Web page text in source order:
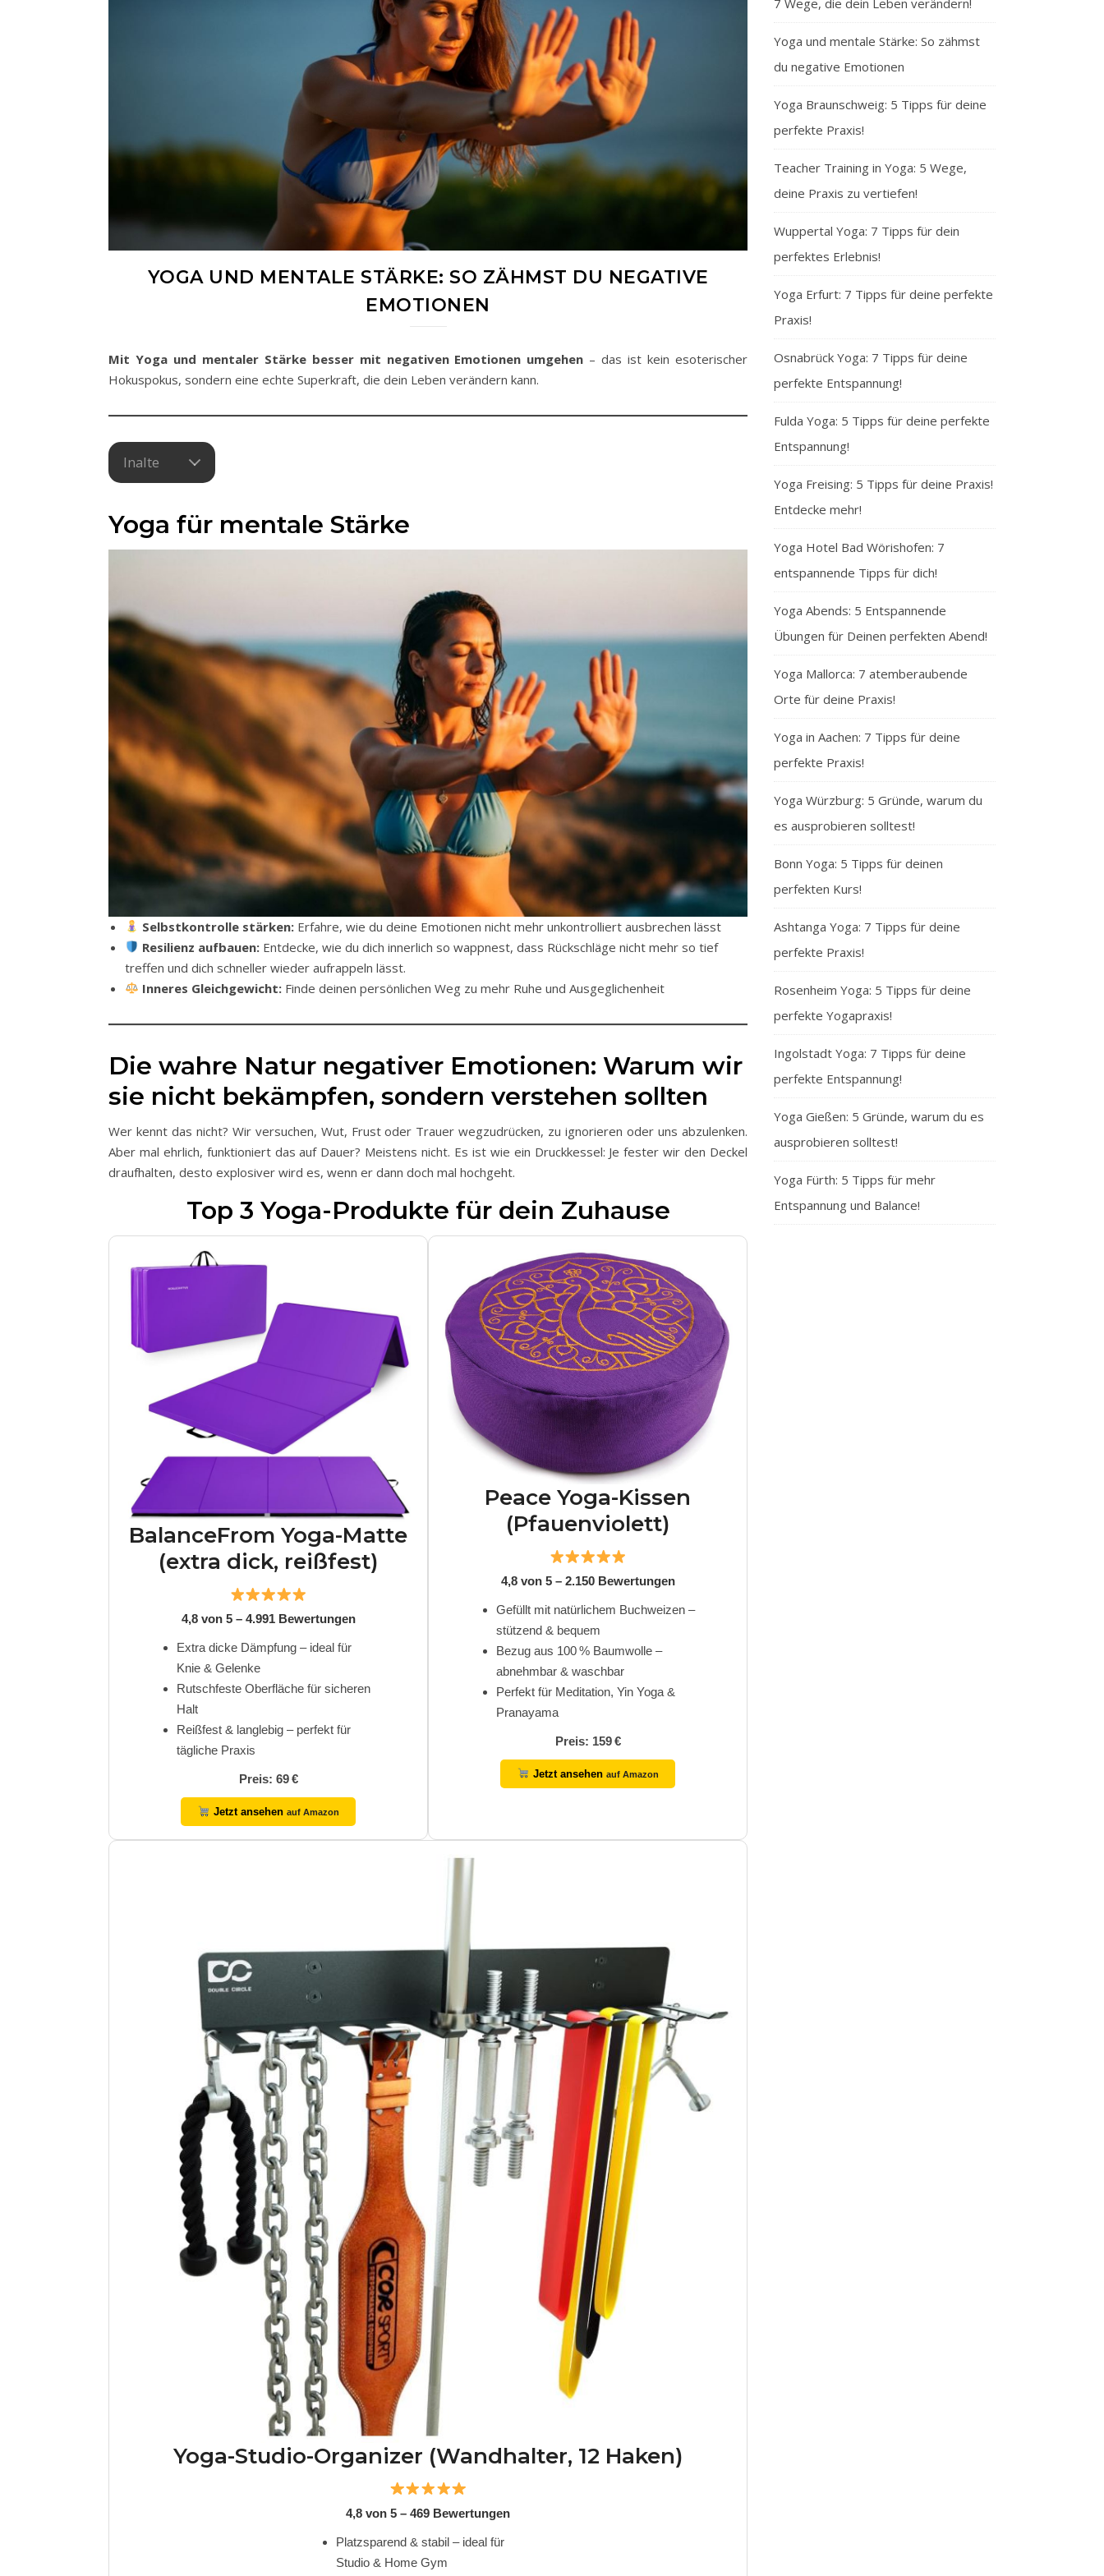
YOGA UND MENTALE STÄRKE: SO ZÄHMST DU NEGATIVE
EMOTIONEN
Mit Yoga und mentaler Stärke besser mit negativen Emotionen umgehen – das ist kein esoterischer
Hokuspokus, sondern eine echte Superkraft, die dein Leben verändern kann.
Inalte
Yoga für mentale Stärke
Selbstkontrolle stärken: Erfahre, wie du deine Emotionen nicht mehr unkontrolliert ausbrechen lässt
Resilienz aufbauen: Entdecke, wie du dich innerlich so wappnest, dass Rückschläge nicht mehr so tief
treffen und dich schneller wieder aufrappeln lässt.
Inneres Gleichgewicht: Finde deinen persönlichen Weg zu mehr Ruhe und Ausgeglichenheit
Die wahre Natur negativer Emotionen: Warum wir
sie nicht bekämpfen, sondern verstehen sollten
Wer kennt das nicht? Wir versuchen, Wut, Frust oder Trauer wegzudrücken, zu ignorieren oder uns abzulenken.
Aber mal ehrlich, funktioniert das auf Dauer? Meistens nicht. Es ist wie ein Druckkessel: Je fester wir den Deckel
draufhalten, desto explosiver wird es, wenn er dann doch mal hochgeht.
Top 3 Yoga-Produkte für dein Zuhause
BalanceFrom Yoga-Matte
(extra dick, reißfest)
4,8 von 5 – 4.991 Bewertungen
Extra dicke Dämpfung – ideal für
Knie & Gelenke
Rutschfeste Oberfläche für sicheren
Halt
Reißfest & langlebig – perfekt für
tägliche Praxis
Preis: 69 €
Jetzt ansehen auf Amazon
Peace Yoga-Kissen
(Pfauenviolett)
4,8 von 5 – 2.150 Bewertungen
Gefüllt mit natürlichem Buchweizen –
stützend & bequem
Bezug aus 100 % Baumwolle –
abnehmbar & waschbar
Perfekt für Meditation, Yin Yoga &
Pranayama
Preis: 159 €
Jetzt ansehen auf Amazon
Yoga-Studio-Organizer (Wandhalter, 12 Haken)
4,8 von 5 – 469 Bewertungen
Platzsparend & stabil – ideal für
Studio & Home Gym
7 Wege, die dein Leben verändern!
Yoga und mentale Stärke: So zähmst
du negative Emotionen
Yoga Braunschweig: 5 Tipps für deine
perfekte Praxis!
Teacher Training in Yoga: 5 Wege,
deine Praxis zu vertiefen!
Wuppertal Yoga: 7 Tipps für dein
perfektes Erlebnis!
Yoga Erfurt: 7 Tipps für deine perfekte
Praxis!
Osnabrück Yoga: 7 Tipps für deine
perfekte Entspannung!
Fulda Yoga: 5 Tipps für deine perfekte
Entspannung!
Yoga Freising: 5 Tipps für deine Praxis!
Entdecke mehr!
Yoga Hotel Bad Wörishofen: 7
entspannende Tipps für dich!
Yoga Abends: 5 Entspannende
Übungen für Deinen perfekten Abend!
Yoga Mallorca: 7 atemberaubende
Orte für deine Praxis!
Yoga in Aachen: 7 Tipps für deine
perfekte Praxis!
Yoga Würzburg: 5 Gründe, warum du
es ausprobieren solltest!
Bonn Yoga: 5 Tipps für deinen
perfekten Kurs!
Ashtanga Yoga: 7 Tipps für deine
perfekte Praxis!
Rosenheim Yoga: 5 Tipps für deine
perfekte Yogapraxis!
Ingolstadt Yoga: 7 Tipps für deine
perfekte Entspannung!
Yoga Gießen: 5 Gründe, warum du es
ausprobieren solltest!
Yoga Fürth: 5 Tipps für mehr
Entspannung und Balance!